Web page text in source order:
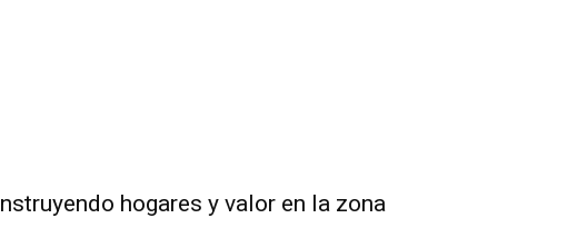
hogares y valor en la zona